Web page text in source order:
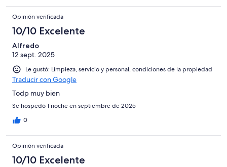
Opinión verificada
10/10 Excelente
Alfredo
12 sept. 2025
Le gustó: Limpieza, servicio y personal, condiciones de la propiedad
Traducir con Google
Todp muy bien
Se hospedó 1 noche en septiembre de 2025
0
Opinión verificada
10/10 Excelente